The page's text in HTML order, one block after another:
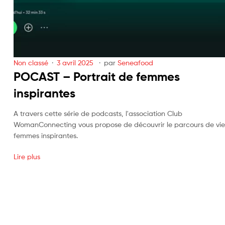
Non classé 3 avril 2025 par Seneafood
POCAST – Portrait de femmes
inspirantes
A travers cette série de podcasts, l'association Club
WomanConnecting vous propose de découvrir le parcours de
femmes inspirantes.
Lire plus